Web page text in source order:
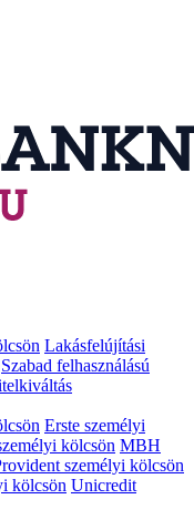
Lakásfelújítási
Szabad felhasználású
Erste személyi
kölcsön MBH
személyi kölcsön
kölcsön Unicredit